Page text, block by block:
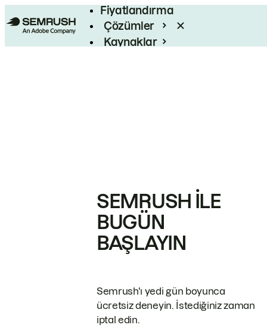
Fiyatlandırma
Çözümler
Kaynaklar
SEMRUSH ILE
BUGÜN
BAŞLAYIN
Semrush'ı yedi gün boyunca
ücretsiz deneyin. İstediğiniz zaman
iptal edin.